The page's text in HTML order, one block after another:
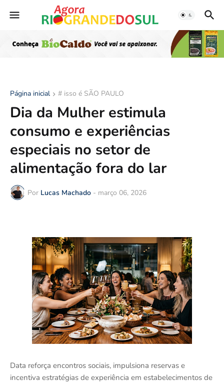
Página inicial # isso é SÃO PAULO
Dia da Mulher estimula
consumo e experiências
especiais no setor de
alimentação fora do lar
Por Lucas Machado - março 06, 2026
Data reforça encontros sociais, impulsiona reservas e
incentiva estratégias de experiência em estabelecimentos de